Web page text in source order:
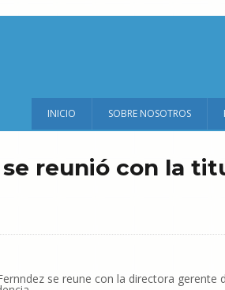
INICIO SOBRE NOSOTROS
reunió con la